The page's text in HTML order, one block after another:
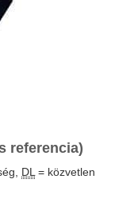
referencia)
DL = közvetlen